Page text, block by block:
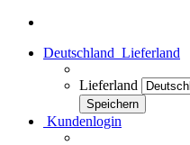
Deutschland Lieferland
Lieferland
Kundenlogin